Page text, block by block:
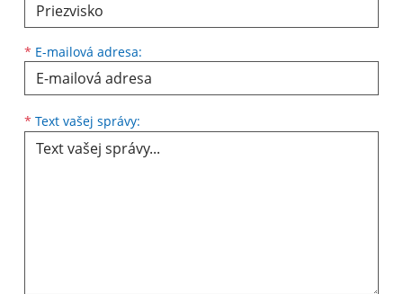
* E-mailová adresa:
* Text vašej správy: